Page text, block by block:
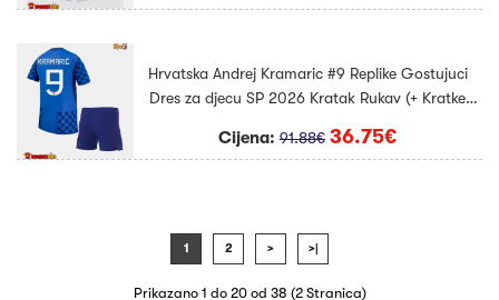
Hrvatska Andrej Kramaric #9 Replike Gostujuci
Dres za djecu SP 2026 Kratak Rukav (+ Kratke
Cijena:91.88€ 36.75€
1 2 > >|
Prikazano 1 do 20 od 38 (2 Stranica)